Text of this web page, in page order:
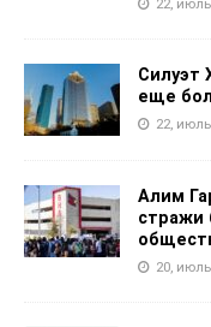
22,
Силуэт
еще
22,
Алим
стражи
20,